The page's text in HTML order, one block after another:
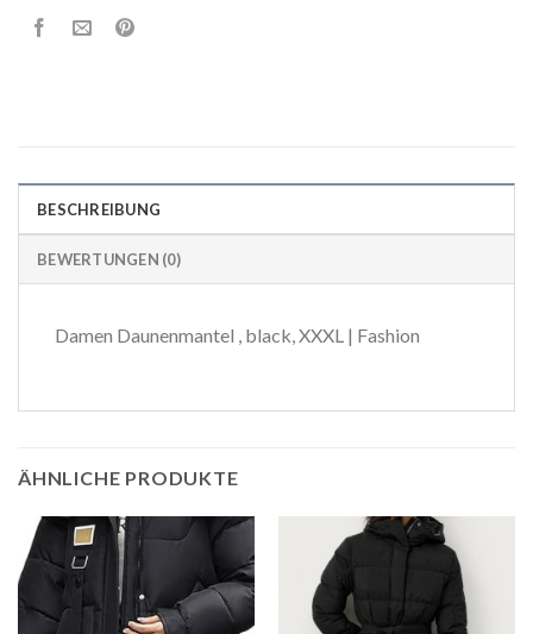
BESCHREIBUNG
BEWERTUNGEN (0)
Damen Daunenmantel , black, XXXL | Fashion
ÄHNLICHE PRODUKTE